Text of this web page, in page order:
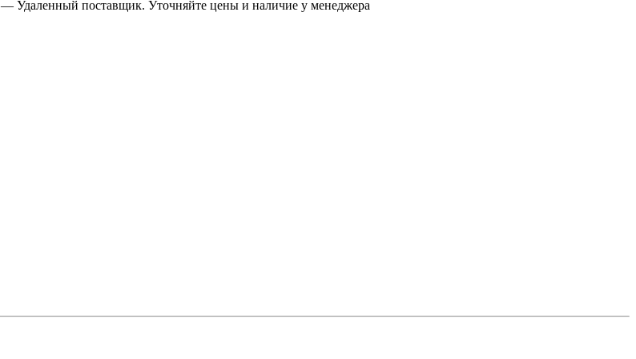
— Удаленный поставщик. Уточняйте цены и наличие у менеджера
Новинки в рубрике